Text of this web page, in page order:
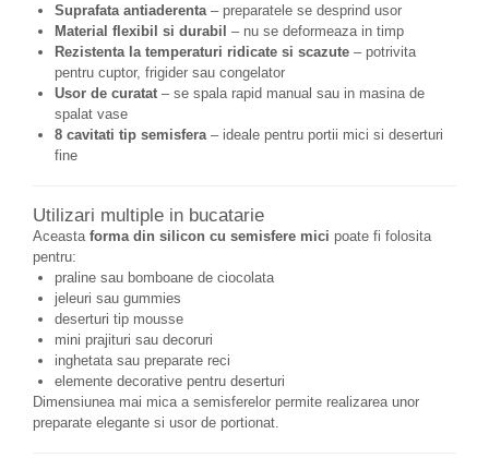
Suprafata antiaderenta– preparatele se desprind usor
Material flexibil si durabil – nu se deformeaza in timp
Rezistenta la temperaturi ridicate si scazute – potrivita
pentru cuptor, frigider sau congelator
Usor de curatat – se spala rapid manual sau in masina de
spalat vase
8 cavitati tip semisfera– ideale pentru portii mici si deserturi
fine
Utilizari multiple in bucatarie
Aceasta forma din silicon cu semisfere mici poate fi folosita
pentru:
praline sau bomboane de ciocolata
jeleuri sau gummies
deserturi tip mousse
mini prajituri sau decoruri
inghetata sau preparate reci
elemente decorative pentru deserturi
Dimensiunea mai mica a semisferelor permite realizarea unor
preparate elegante si usor de portionat.